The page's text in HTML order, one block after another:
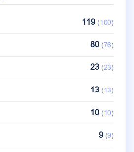
119 (100)
80 (76)
23 (23)
13 (13)
10 (10)
9 (9)